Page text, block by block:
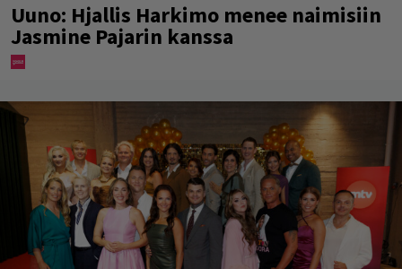
Uuno: Hjallis Harkimo menee naimisiin
Jasmine Pajarin kanssa